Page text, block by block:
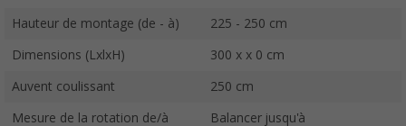
Hauteur de montage (de - à) 225 - 250 cm
Dimensions (LxlxH) 300 x x 0 cm
Auvent coulissant 250 cm
Mesure de la rotation de/à Balancer jusqu'à